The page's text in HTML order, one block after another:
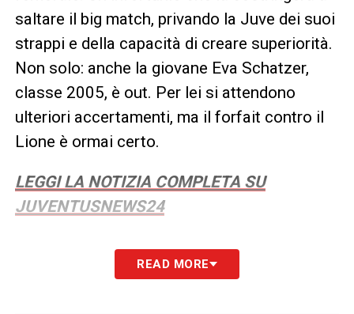
saltare il big match, privando la Juve dei suoi
strappi e della capacità di creare superiorità.
Non solo: anche la giovane Eva Schatzer,
classe 2005, è out. Per lei si attendono
ulteriori accertamenti, ma il forfait contro il
Lione è ormai certo.
LEGGI LA NOTIZIA COMPLETA SU
JUVENTUSNEWS24
LA PLAYLIST DELLE NOSTRE TOP NEWS
READ MORE